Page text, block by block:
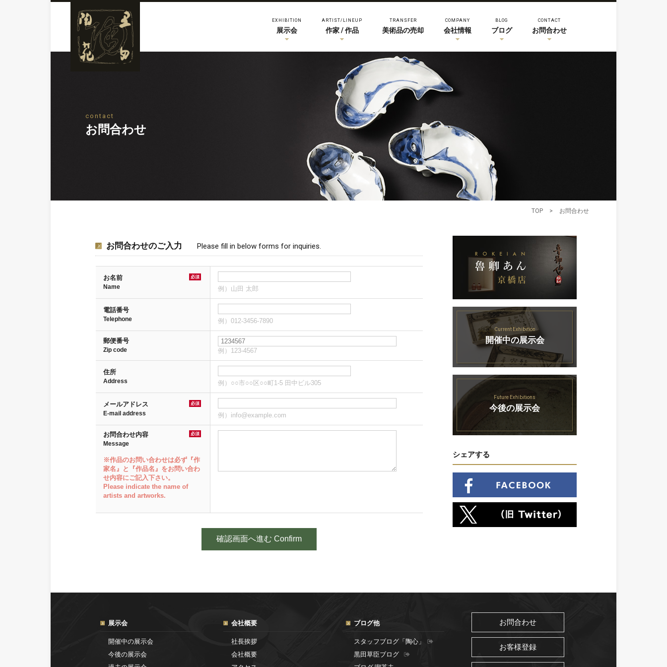
EXHIBITION
展示会
ARTIST/LINEUP
作家 / 作品
TRANSFER
美術品の売却
COMPANY
会社情報
BLOG
ブログ
CONTACT
お問合わせ
contact
お問合わせ
TOP > お問合わせ
お問合わせのご入力 Please fill in below forms for inquiries.
お名前 必須
Name 例）山田 太郎
電話番号
Telephone 例）012-3456-7890
郵便番号
Zip code 例）123-4567
住所
Address 例）○○市○○区○○町1-5 田中ビル305
メールアドレス 必須
E-mail address 例）info@example.com
お問合わせ内容 必須
Message
※作品のお問い合わせは必ず『作
家名』と『作品名』をお問い合わ
せ内容にご記入下さい。
Please indicate the name of
artists and artworks.
Current Exhibition
開催中の展示会
Future Exhibitions
今後の展示会
シェアする
展示会
開催中の展示会
今後の展示会
会社概要
社長挨拶
会社概要
ブログ他
スタッフブログ「陶心」
黒田草臣ブログ
お問合わせ
お客様登録